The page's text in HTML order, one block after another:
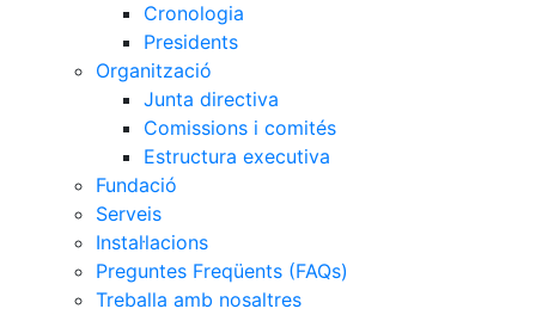
Cronologia
Presidents
Organització
Junta directiva
Comissions i comités
Estructura executiva
Fundació
Serveis
Instal·lacions
Preguntes Freqüents (FAQs)
Treballa amb nosaltres